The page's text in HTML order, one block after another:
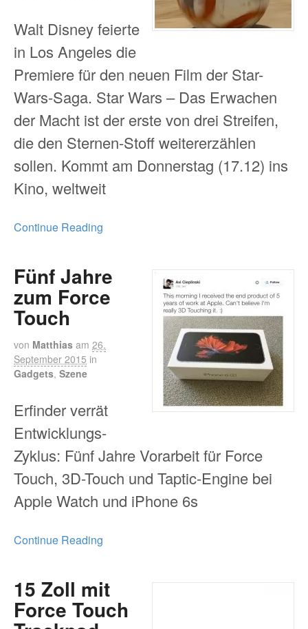
Walt Disney feierte
in Los Angeles die
Premiere für den neuen Film der Star-
Wars-Saga. Star Wars – Das Erwachen
der Macht ist der erste von drei Streifen,
die den Sternen-Stoff weitererzählen
sollen. Kommt am Donnerstag (17.12) ins
Kino, weltweit
Continue Reading
Fünf Jahre
zum Force
Touch
von Matthias am 26.
September 2015 in
Gadgets, Szene
Erfinder verrät
Entwicklungs-
Zyklus: Fünf Jahre Vorarbeit für Force
Touch, 3D-Touch und Taptic-Engine bei
Apple Watch und iPhone 6s
Continue Reading
15 Zoll mit
Force Touch